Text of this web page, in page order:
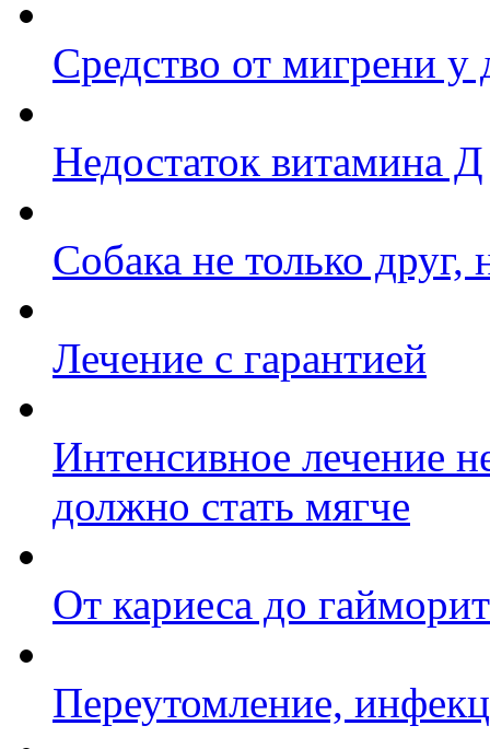
Средство от мигрени у
Недостаток витамина Д
Собака не только
Лечение с гарантией
Интенсивное лечение
должно стать мягче
От кариеса до
Переутомление,